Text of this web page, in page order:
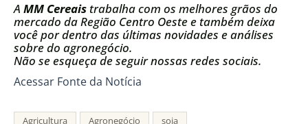
A MM Cereais trabalha com os melhores grãos do
mercado da Região Centro Oeste e também deixa
você por dentro das últimas novidades e análises
sobre do agronegócio.
Não se esqueça de seguir nossas redes sociais.
Acessar Fonte da Notícia
Agricultura Agronegócio soja